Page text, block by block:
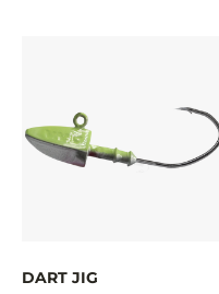
DART JIG